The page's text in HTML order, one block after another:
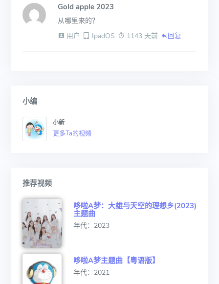
Gold apple 2023
从哪里来的？
用户
IpadOS 1143 天前 回复
小编
小新
更多Ta的视频
推荐视频
哆啦A梦：大雄与天空的理想乡(2023)
主题曲
年代：2023
哆啦A梦主题曲【粤语版】
年代：2021